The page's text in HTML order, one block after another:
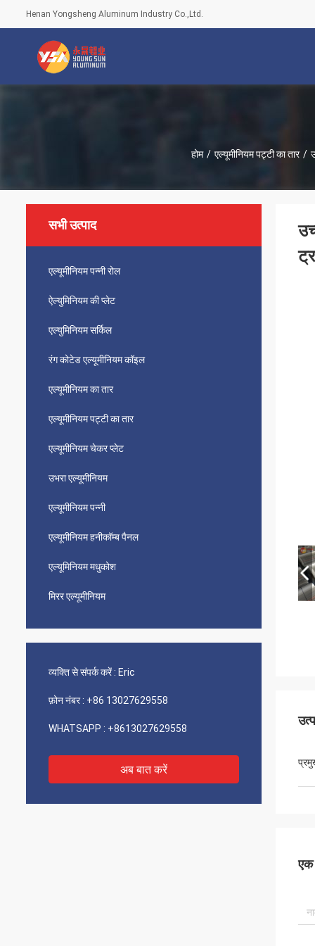
Henan Yongsheng Aluminum Industry Co.,Ltd.
होम / एल्यूमीनियम पट्टी का तार /
सभी उत्पाद
एल्यूमीनियम पन्नी रोल
ऐल्युमिनियम की प्लेट
एल्युमिनियम सर्किल
रंग कोटेड एल्यूमीनियम कॉइल
एल्यूमीनियम का तार
एल्यूमीनियम पट्टी का तार
एल्यूमीनियम चेकर प्लेट
उभरा एल्यूमीनियम
एल्यूमीनियम पन्नी
एल्यूमीनियम हनीकॉम्ब पैनल
एल्यूमिनियम मधुकोश
मिरर एल्यूमीनियम
व्यक्ति से संपर्क करें : Eric
फ़ोन नंबर : +86 13027629558
WHATSAPP : +8613027629558
अब बात करें
एक